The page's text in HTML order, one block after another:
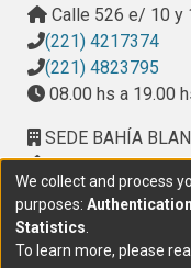
Calle 526 e/ 10 y
(221) 4217374
(221) 4823795
08.00 hs a 19.00
SEDE BAHÍA
Calle Ciudad de
Provincial del
(291) 459 2550,
10.00 h a 14.00 h
We collect and process
purposes:
Statistics
To learn more, please